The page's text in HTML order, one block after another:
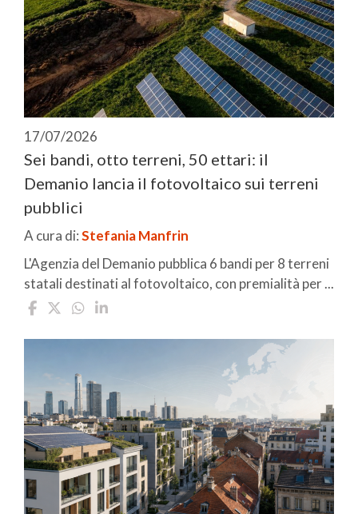
17/07/2026
Sei bandi, otto terreni, 50 ettari: il
Demanio lancia il fotovoltaico sui terreni
pubblici
A cura di:Stefania Manfrin
L'Agenzia del Demanio pubblica 6 bandi per 8 terreni
statali destinati al fotovoltaico, con premialità per ...